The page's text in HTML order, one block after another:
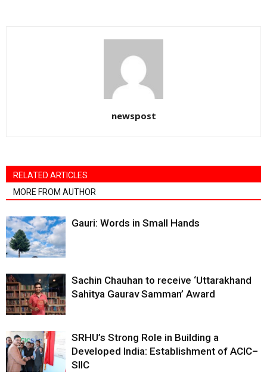
newspost
RELATED ARTICLES
MORE FROM AUTHOR
Gauri: Words in Small Hands
Sachin Chauhan to receive ‘Uttarakhand
Sahitya Gaurav Samman’ Award
SRHU’s Strong Role in Building a
Developed India: Establishment of ACIC–
SIIC